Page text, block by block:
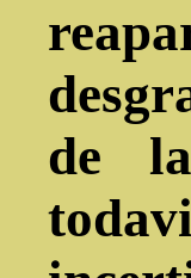
de